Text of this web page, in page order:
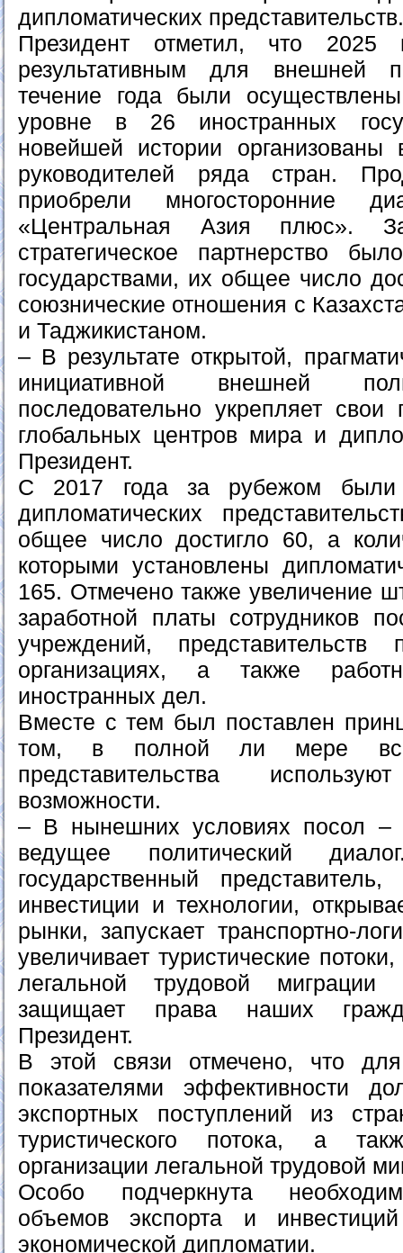
дипломатических представительств.
Президент отметил, что
результативным для внешней
течение года были
уровне в 26 иностранных
новейшей истории организованы
руководителей ряда стран.
приобрели многосторонние
«Центральная Азия плюс».
стратегическое партнерство
государствами, их общее число
союзнические отношения с
и Таджикистаном.
– В результате открытой,
инициативной внешней
последовательно укрепляет
глобальных центров мира и
Президент.
С 2017 года за рубежом
дипломатических
общее число достигло 60, а
которыми установлены
165. Отмечено также увеличение
заработной платы сотрудников
учреждений,
организациях, а также
иностранных дел.
Вместе с тем был поставлен
том, в полной ли мере все
представительства
возможности.
– В нынешних условиях посол –
ведущее политический
государственный
инвестиции и технологии,
рынки, запускает транспортно-
увеличивает туристические
легальной трудовой
защищает права наших
Президент.
В этой связи отмечено, что
показателями эффективности
экспортных поступлений из
туристического потока, а
организации легальной трудовой
Особо подчеркнута
объемов экспорта и
экономической дипломатии.